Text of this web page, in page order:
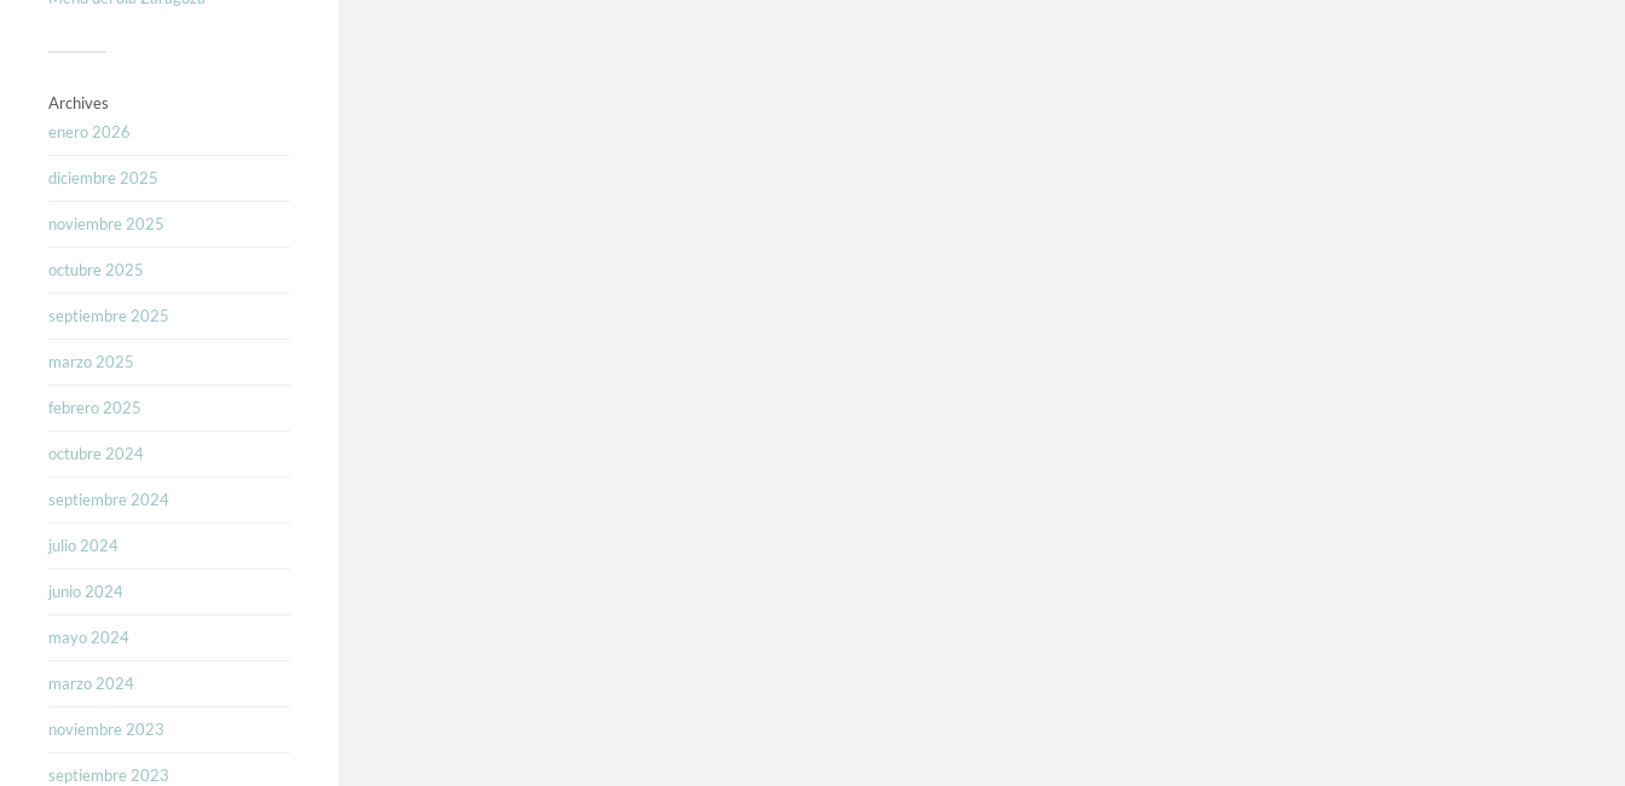
Archives
enero 2026
diciembre 2025
noviembre 2025
octubre 2025
septiembre 2025
marzo 2025
febrero 2025
octubre 2024
septiembre 2024
julio 2024
junio 2024
mayo 2024
marzo 2024
noviembre 2023
septiembre 2023